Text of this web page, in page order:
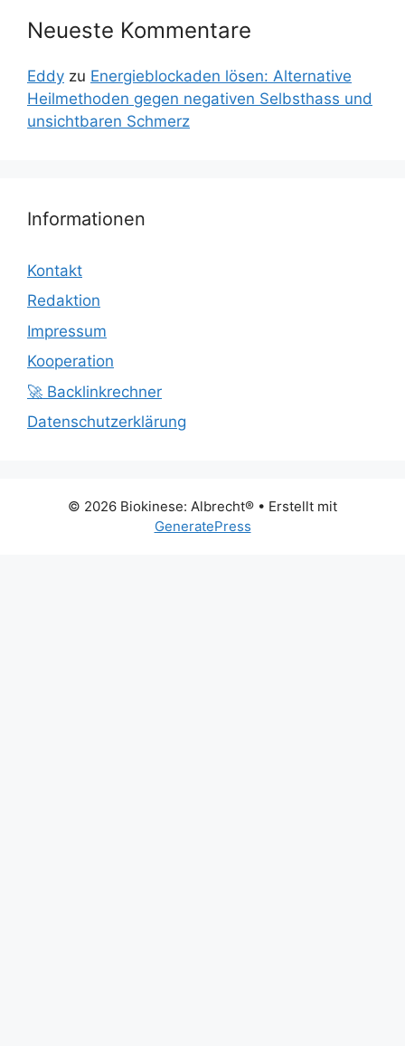
Neueste Kommentare
Eddy zu Energieblockaden lösen: Alternative
Heilmethoden gegen negativen Selbsthass und
unsichtbaren Schmerz
Informationen
Kontakt
Redaktion
Impressum
Kooperation
🚀 Backlinkrechner
Datenschutzerklärung
© 2026 Biokinese: Albrecht® • Erstellt mit
GeneratePress